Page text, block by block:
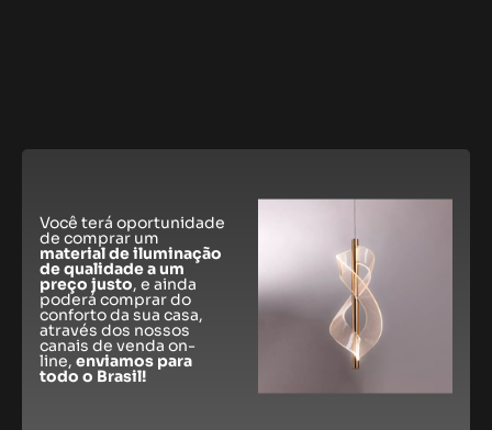
Você terá oportunidade
de comprar um
material de iluminação
de qualidade a um
preço justo, e ainda
poderá comprar do
conforto da sua casa,
através dos nossos
canais de venda on-
line, enviamos para
todo o Brasil!